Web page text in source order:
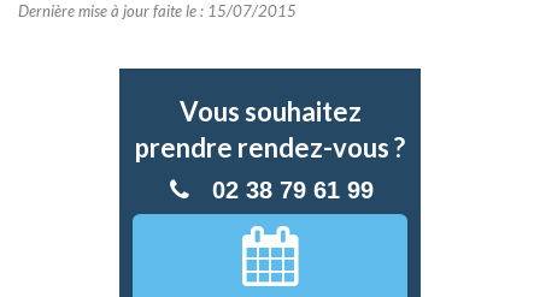
Dernière mise à jour faite le : 15/07/2015
Vous souhaitez
prendre rendez-vous ?
02 38 79 61 99